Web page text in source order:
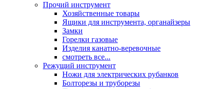
Прочий инструмент
Хозяйственные товары
Ящики для инструмента, органайзеры
Замки
Горелки газовые
Изделия канатно-веревочные
смотреть все...
Режущий инструмент
Ножи для электрических рубанков
Болторезы и труборезы